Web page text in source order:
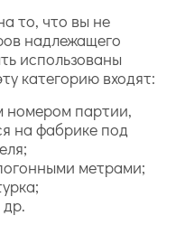
то, что вы не
надлежащего
использованы
категорию входят:
номером партии,
на фабрике под
метрами;